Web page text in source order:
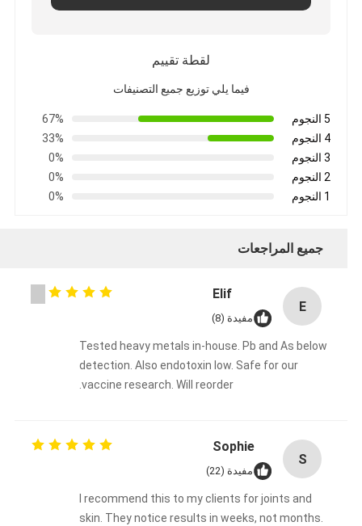
لقطة تقييم
فيما يلي توزيع جميع التصنيفات
5 النجوم
67%
4 النجوم
33%
3 النجوم
0%
2 النجوم
0%
1 النجوم
0%
جميع المراجعات
E
Elif
مفيدة (8)
Tested heavy metals in-house. Pb and As below
detection. Also endotoxin low. Safe for our
vaccine research. Will reorder.
S
Sophie
مفيدة (22)
I recommend this to my clients for joints and
skin. They notice results in weeks, not months.